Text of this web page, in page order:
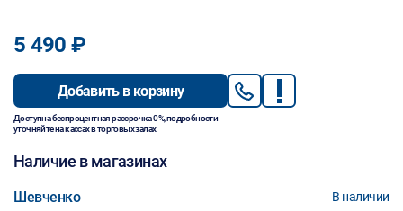
5 490 ₽
Добавить в корзину
Доступна беспроцентная рассрочка 0%, подробности
уточняйте на кассах в торговых залах.
Наличие в магазинах
Шевченко В наличии